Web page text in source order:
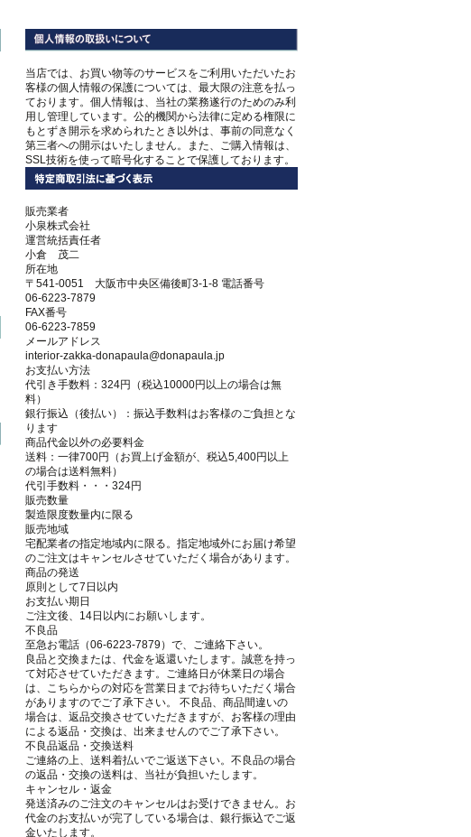
当店では、お買い物等のサービスをご利用いただいたお
客様の個人情報の保護については、最大限の注意を払っ
ております。個人情報は、当社の業務遂行のためのみ利
用し管理しています。公的機関から法律に定める権限に
もとずき開示を求められたとき以外は、事前の同意なく
第三者への開示はいたしません。また、ご購入情報は、
SSL技術を使って暗号化することで保護しております。
販売業者
小泉株式会社
運営統括責任者
小倉 茂二
所在地
〒541-0051 大阪市中央区備後町3-1-8 電話番号
06-6223-7879
FAX番号
06-6223-7859
メールアドレス
interior-zakka-donapaula@donapaula.jp
お支払い方法
代引き手数料：324円（税込10000円以上の場合は無
料）
銀行振込（後払い）：振込手数料はお客様のご負担とな
ります
商品代金以外の必要料金
送料：一律700円（お買上げ金額が、税込5,400円以上
の場合は送料無料）
代引手数料・・・324円
販売数量
製造限度数量内に限る
販売地域
宅配業者の指定地域内に限る。指定地域外にお届け希望
のご注文はキャンセルさせていただく場合があります。
商品の発送
原則として7日以内
お支払い期日
ご注文後、14日以内にお願いします。
不良品
至急お電話（06-6223-7879）で、ご連絡下さい。
良品と交換または、代金を返還いたします。誠意を持っ
て対応させていただきます。ご連絡日が休業日の場合
は、こちらからの対応を営業日までお待ちいただく場合
がありますのでご了承下さい。 不良品、商品間違いの
場合は、返品交換させていただきますが、お客様の理由
による返品・交換は、出来ませんのでご了承下さい。
不良品返品・交換送料
ご連絡の上、送料着払いでご返送下さい。不良品の場合
の返品・交換の送料は、当社が負担いたします。
キャンセル・返金
発送済みのご注文のキャンセルはお受けできません。お
代金のお支払いが完了している場合は、銀行振込でご返
金いたします。